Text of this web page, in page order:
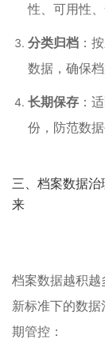
性、可用性
分类归档 ：
数据，确保
长期保存 ：
份，防范数
三、档案数据
来
档案数据越积越
新标准下的数
期管控：